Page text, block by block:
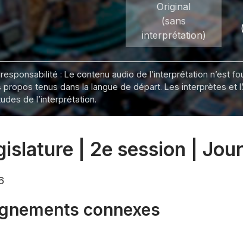
Original
(sans
interprétation)
: Le contenu audio de l’interprétation n’est
tenus dans la langue de départ. Les interprètes et
de l’interprétation.
| 2e session |
connexes